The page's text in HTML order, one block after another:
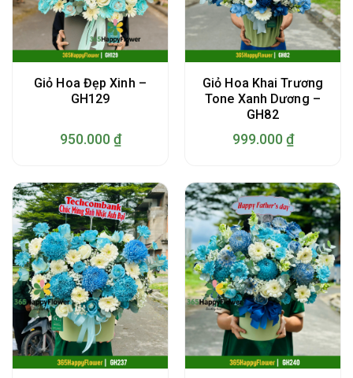
Giỏ Hoa Đẹp Xinh –
GH129
950.000 ₫
Giỏ Hoa Khai Trương
Tone Xanh Dương –
GH82
999.000 ₫